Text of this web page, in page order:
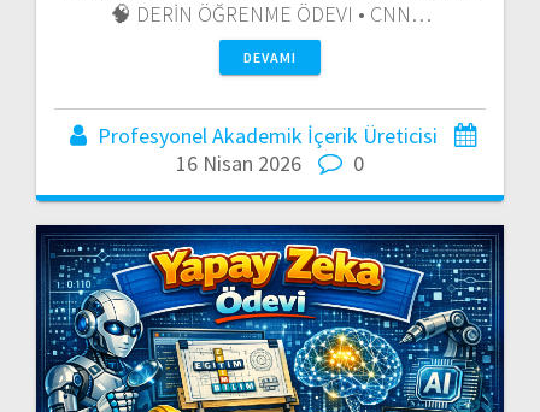
🧠 DERİN ÖĞRENME ÖDEVI • CNN…
DEVAMI
Profesyonel Akademik İçerik Üreticisi
16 Nisan 2026
0